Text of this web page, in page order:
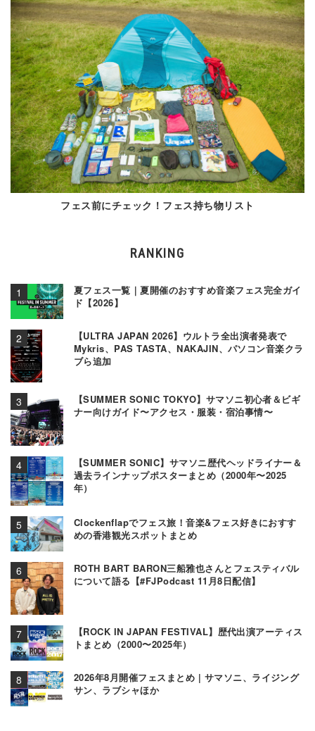
フェス前にチェック！フェス持ち物リスト
RANKING
夏フェス一覧｜夏開催のおすすめ音楽フェス完全ガイ
ド【2026】
【ULTRA JAPAN 2026】ウルトラ全出演者発表で
Mykris、PAS TASTA、NAKAJIN、パソコン音楽クラ
ブら追加
【SUMMER SONIC TOKYO】サマソニ初心者＆ビギ
ナー向けガイド〜アクセス・服装・宿泊事情〜
【SUMMER SONIC】サマソニ歴代ヘッドライナー＆
過去ラインナップポスターまとめ（2000年〜2025
年）
Clockenflapでフェス旅！音楽&フェス好きにおすす
めの香港観光スポットまとめ
ROTH BART BARON三船雅也さんとフェスティバル
について語る【#FJPodcast 11月8日配信】
【ROCK IN JAPAN FESTIVAL】歴代出演アーティス
トまとめ（2000〜2025年）
2026年8月開催フェスまとめ | サマソニ、ライジング
サン、ラブシャほか